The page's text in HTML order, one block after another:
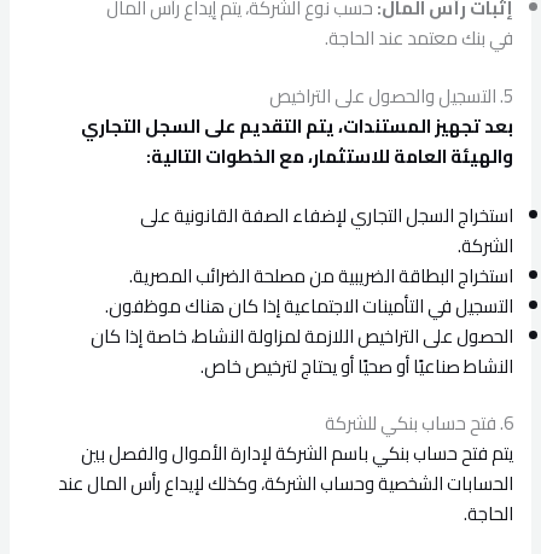
إثبات رأس المال:حسب نوع الشركة، يتم إيداع رأس المال
في بنك معتمد عند الحاجة.
5. التسجيل والحصول على التراخيص
بعد تجهيز المستندات، يتم التقديم على السجل التجاري
والهيئة العامة للاستثمار، مع الخطوات التالية:
استخراج السجل التجاري لإضفاء الصفة القانونية على
الشركة.
استخراج البطاقة الضريبية من مصلحة الضرائب المصرية.
التسجيل في التأمينات الاجتماعية إذا كان هناك موظفون.
الحصول على التراخيص اللازمة لمزاولة النشاط، خاصة إذا كان
النشاط صناعيًا أو صحيًا أو يحتاج لترخيص خاص.
6. فتح حساب بنكي للشركة
يتم فتح حساب بنكي باسم الشركة لإدارة الأموال والفصل بين
الحسابات الشخصية وحساب الشركة، وكذلك لإيداع رأس المال عند
الحاجة.